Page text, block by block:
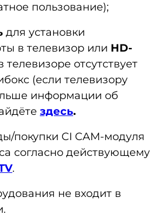
пользование);
для установки
в телевизор или HD-
телевизоре отсутствует
(если телевизору
информации об
здесь.
покупки CI CAM-модуля
согласно действующему
.
не входит в